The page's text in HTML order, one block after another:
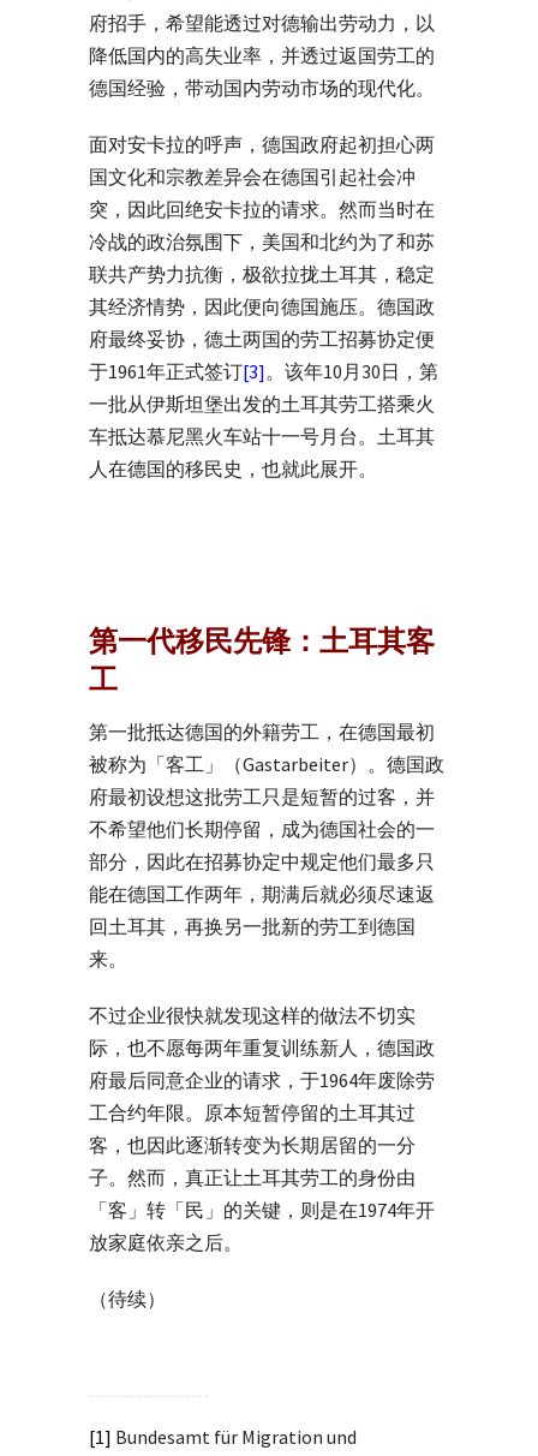
府招手，希望能透过对德输出劳动力，以
降低国内的高失业率，并透过返国劳工的
德国经验，带动国内劳动市场的现代化。
面对安卡拉的呼声，德国政府起初担心两
国文化和宗教差异会在德国引起社会冲
突，因此回绝安卡拉的请求。然而当时在
冷战的政治氛围下，美国和北约为了和苏
联共产势力抗衡，极欲拉拢土耳其，稳定
其经济情势，因此便向德国施压。德国政
府最终妥协，德土两国的劳工招募协定便
于1961年正式签订[3]。该年10月30日，第
一批从伊斯坦堡出发的土耳其劳工搭乘火
车抵达慕尼黑火车站十一号月台。 土耳其
人在德国的移民史，也就此展开。
第一代移民先锋：土耳其客
工
第一批抵达德国的外籍劳工，在德国最初
被称为「客工」（Gastarbeiter）。德国政
府最初设想这批劳工只是短暂的过客，并
不希望他们长期停留，成为德国社会的一
部分，因此在招募协定中规定他们最多只
能在德国工作两年，期满后就必须尽速返
回土耳其，再换另一批新的劳工到德国
来。
不过企业很快就发现这样的做法不切实
际，也不愿每两年重复训练新人，德国政
府最后同意企业的请求，于1964年废除劳
工合约年限。原本短暂停留的土耳其过
客，也因此逐渐转变为长期居留的一分
子。然而，真正让土耳其劳工的身份由
「客」转「民」的关键，则是在1974年开
放家庭依亲之后。
（待续）
[1] Bundesamt für Migration und